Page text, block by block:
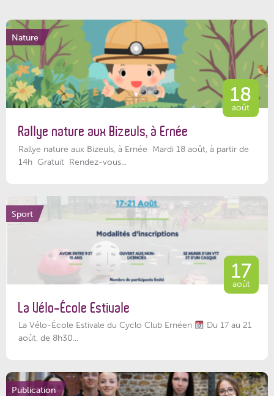
Nature
18
août
Rallye nature aux Bizeuls, à Ernée
Rallye nature aux Bizeuls, à Ernée Mardi 18 août, à partir de
14h Gratuit Rendez-vous...
Sport
17
août
La Vélo-École Estivale
La Vélo-École Estivale du Cyclo Club Ernéen
Du 17 au 21
août, de 8h30...
Publication